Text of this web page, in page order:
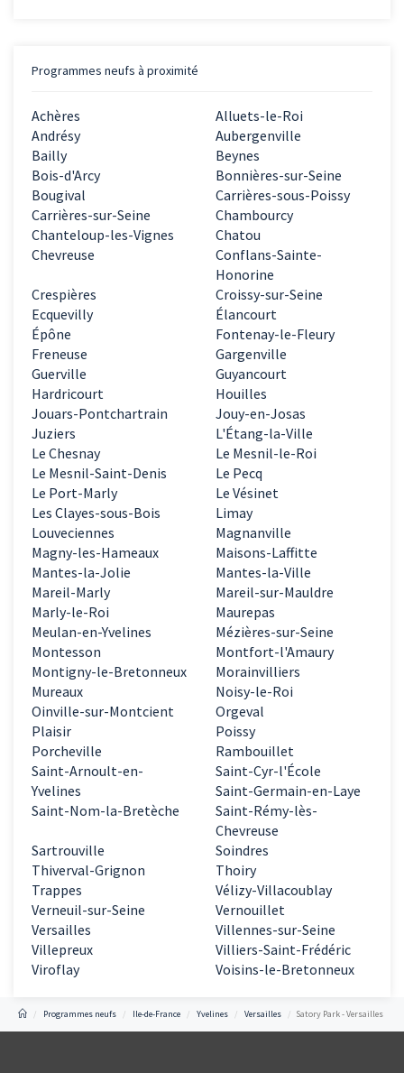
Programmes neufs à proximité
Achères
Alluets-le-Roi
Andrésy
Aubergenville
Bailly
Beynes
Bois-d'Arcy
Bonnières-sur-Seine
Bougival
Carrières-sous-Poissy
Carrières-sur-Seine
Chambourcy
Chanteloup-les-Vignes
Chatou
Chevreuse
Conflans-Sainte-
Honorine
Crespières
Croissy-sur-Seine
Ecquevilly
Élancourt
Épône
Fontenay-le-Fleury
Freneuse
Gargenville
Guerville
Guyancourt
Hardricourt
Houilles
Jouars-Pontchartrain
Jouy-en-Josas
Juziers
L'Étang-la-Ville
Le Chesnay
Le Mesnil-le-Roi
Le Mesnil-Saint-Denis
Le Pecq
Le Port-Marly
Le Vésinet
Les Clayes-sous-Bois
Limay
Louveciennes
Magnanville
Magny-les-Hameaux
Maisons-Laffitte
Mantes-la-Jolie
Mantes-la-Ville
Mareil-Marly
Mareil-sur-Mauldre
Marly-le-Roi
Maurepas
Meulan-en-Yvelines
Mézières-sur-Seine
Montesson
Montfort-l'Amaury
Montigny-le-Bretonneux
Morainvilliers
Mureaux
Noisy-le-Roi
Oinville-sur-Montcient
Orgeval
Plaisir
Poissy
Porcheville
Rambouillet
Saint-Arnoult-en-
Yvelines
Saint-Cyr-l'École
Saint-Germain-en-Laye
Saint-Nom-la-Bretèche
Saint-Rémy-lès-
Chevreuse
Sartrouville
Soindres
Thiverval-Grignon
Thoiry
Trappes
Vélizy-Villacoublay
Verneuil-sur-Seine
Vernouillet
Versailles
Villennes-sur-Seine
Villepreux
Villiers-Saint-Frédéric
Viroflay
Voisins-le-Bretonneux
Programmes neufs Ile-de-France Yvelines Versailles Satory Park - Versailles